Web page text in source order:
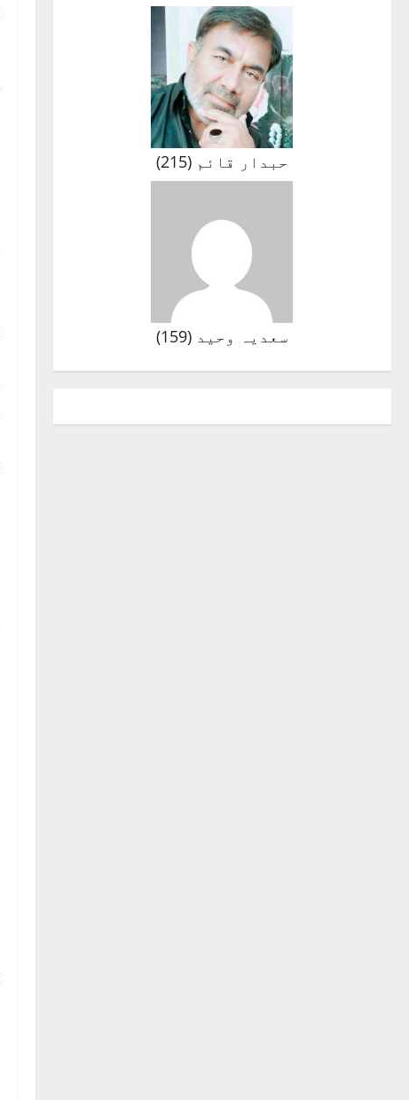
حبدار قائم(
215
)
سعدیہ وحید(
159
)